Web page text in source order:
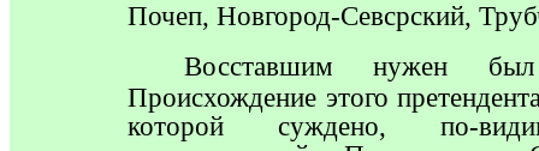
Почеп, Новгород-Севсрский,
Восставшим нужен был
Происхождение этого
которой суждено, по-